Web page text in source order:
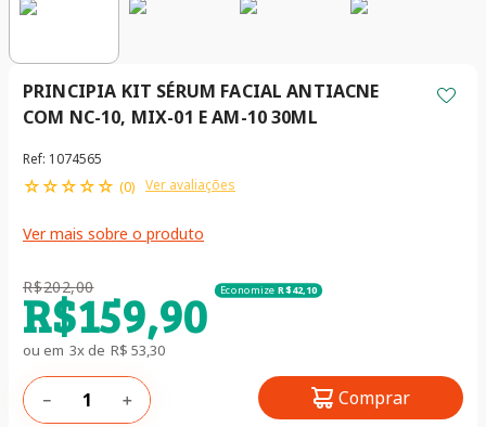
PRINCIPIA KIT SÉRUM FACIAL ANTIACNE
COM NC-10, MIX-01 E AM-10 30ML
Ref: 1074565
☆☆☆☆☆ (0) Ver avaliações
Ver mais sobre o produto
R$202,00 Economize R$42,10
R$159,90
ou em 3x de R$ 53,30
＋
－ Comprar